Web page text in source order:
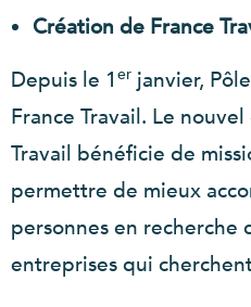
Création de France
Depuis le 1 er janvier,
France Travail. Le
Travail bénéficie de
permettre de mieux
personnes en recherche
entreprises qui